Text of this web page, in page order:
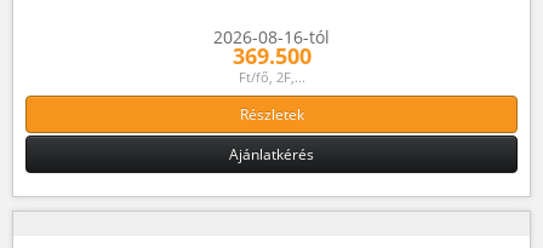
2026-08-16-tól
369.500
Ft/fő, 2F,...
Részletek
Ajánlatkérés